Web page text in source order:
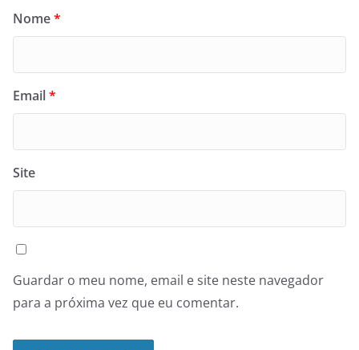
Nome*
Email*
Site
Guardar o meu nome, email e site neste navegador
para a próxima vez que eu comentar.